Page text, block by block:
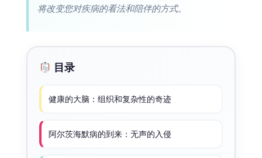
将改变您对疾病的看法和陪伴的方式。
目录
健康的大脑：组织和复杂性的奇迹
阿尔茨海默病的到来：无声的入侵